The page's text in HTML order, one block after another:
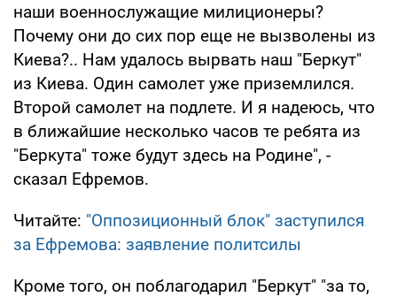
наши военнослужащие милиционеры?
Почему они до сих пор еще не вызволены из
Киева?.. Нам удалось вырвать наш "Беркут"
из Киева. Один самолет уже приземлился.
Второй самолет на подлете. И я надеюсь, что
в ближайшие несколько часов те ребята из
"Беркута" тоже будут здесь на Родине", -
сказал Ефремов.
Читайте: "Оппозиционный блок" заступился
за Ефремова: заявление политсилы
Кроме того, он поблагодарил "Беркут" "за то,